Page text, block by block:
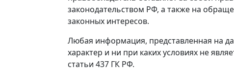
законодательством РФ, а также на
законных интересов.
Любая информация, представленная на
характер и ни при каких условиях не
статьи 437 ГК РФ.